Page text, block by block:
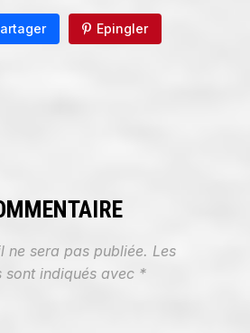
Epingler
ne sera pas publiée. Les
indiqués avec *